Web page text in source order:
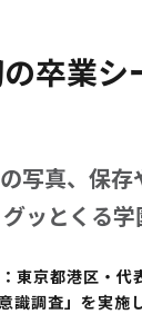
卒業
写真、保
ッとくる
京都港区・代
調査」を実施し